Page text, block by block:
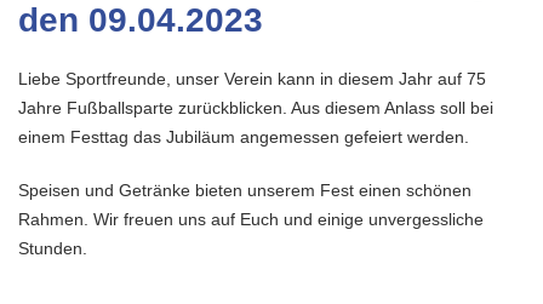
den 09.04.2023
Liebe Sportfreunde, unser Verein kann in diesem Jahr auf 75
Jahre Fußballsparte zurückblicken. Aus diesem Anlass soll bei
einem Festtag das Jubiläum angemessen gefeiert werden.
Speisen und Getränke bieten unserem Fest einen schönen
Rahmen. Wir freuen uns auf Euch und einige unvergessliche
Stunden.